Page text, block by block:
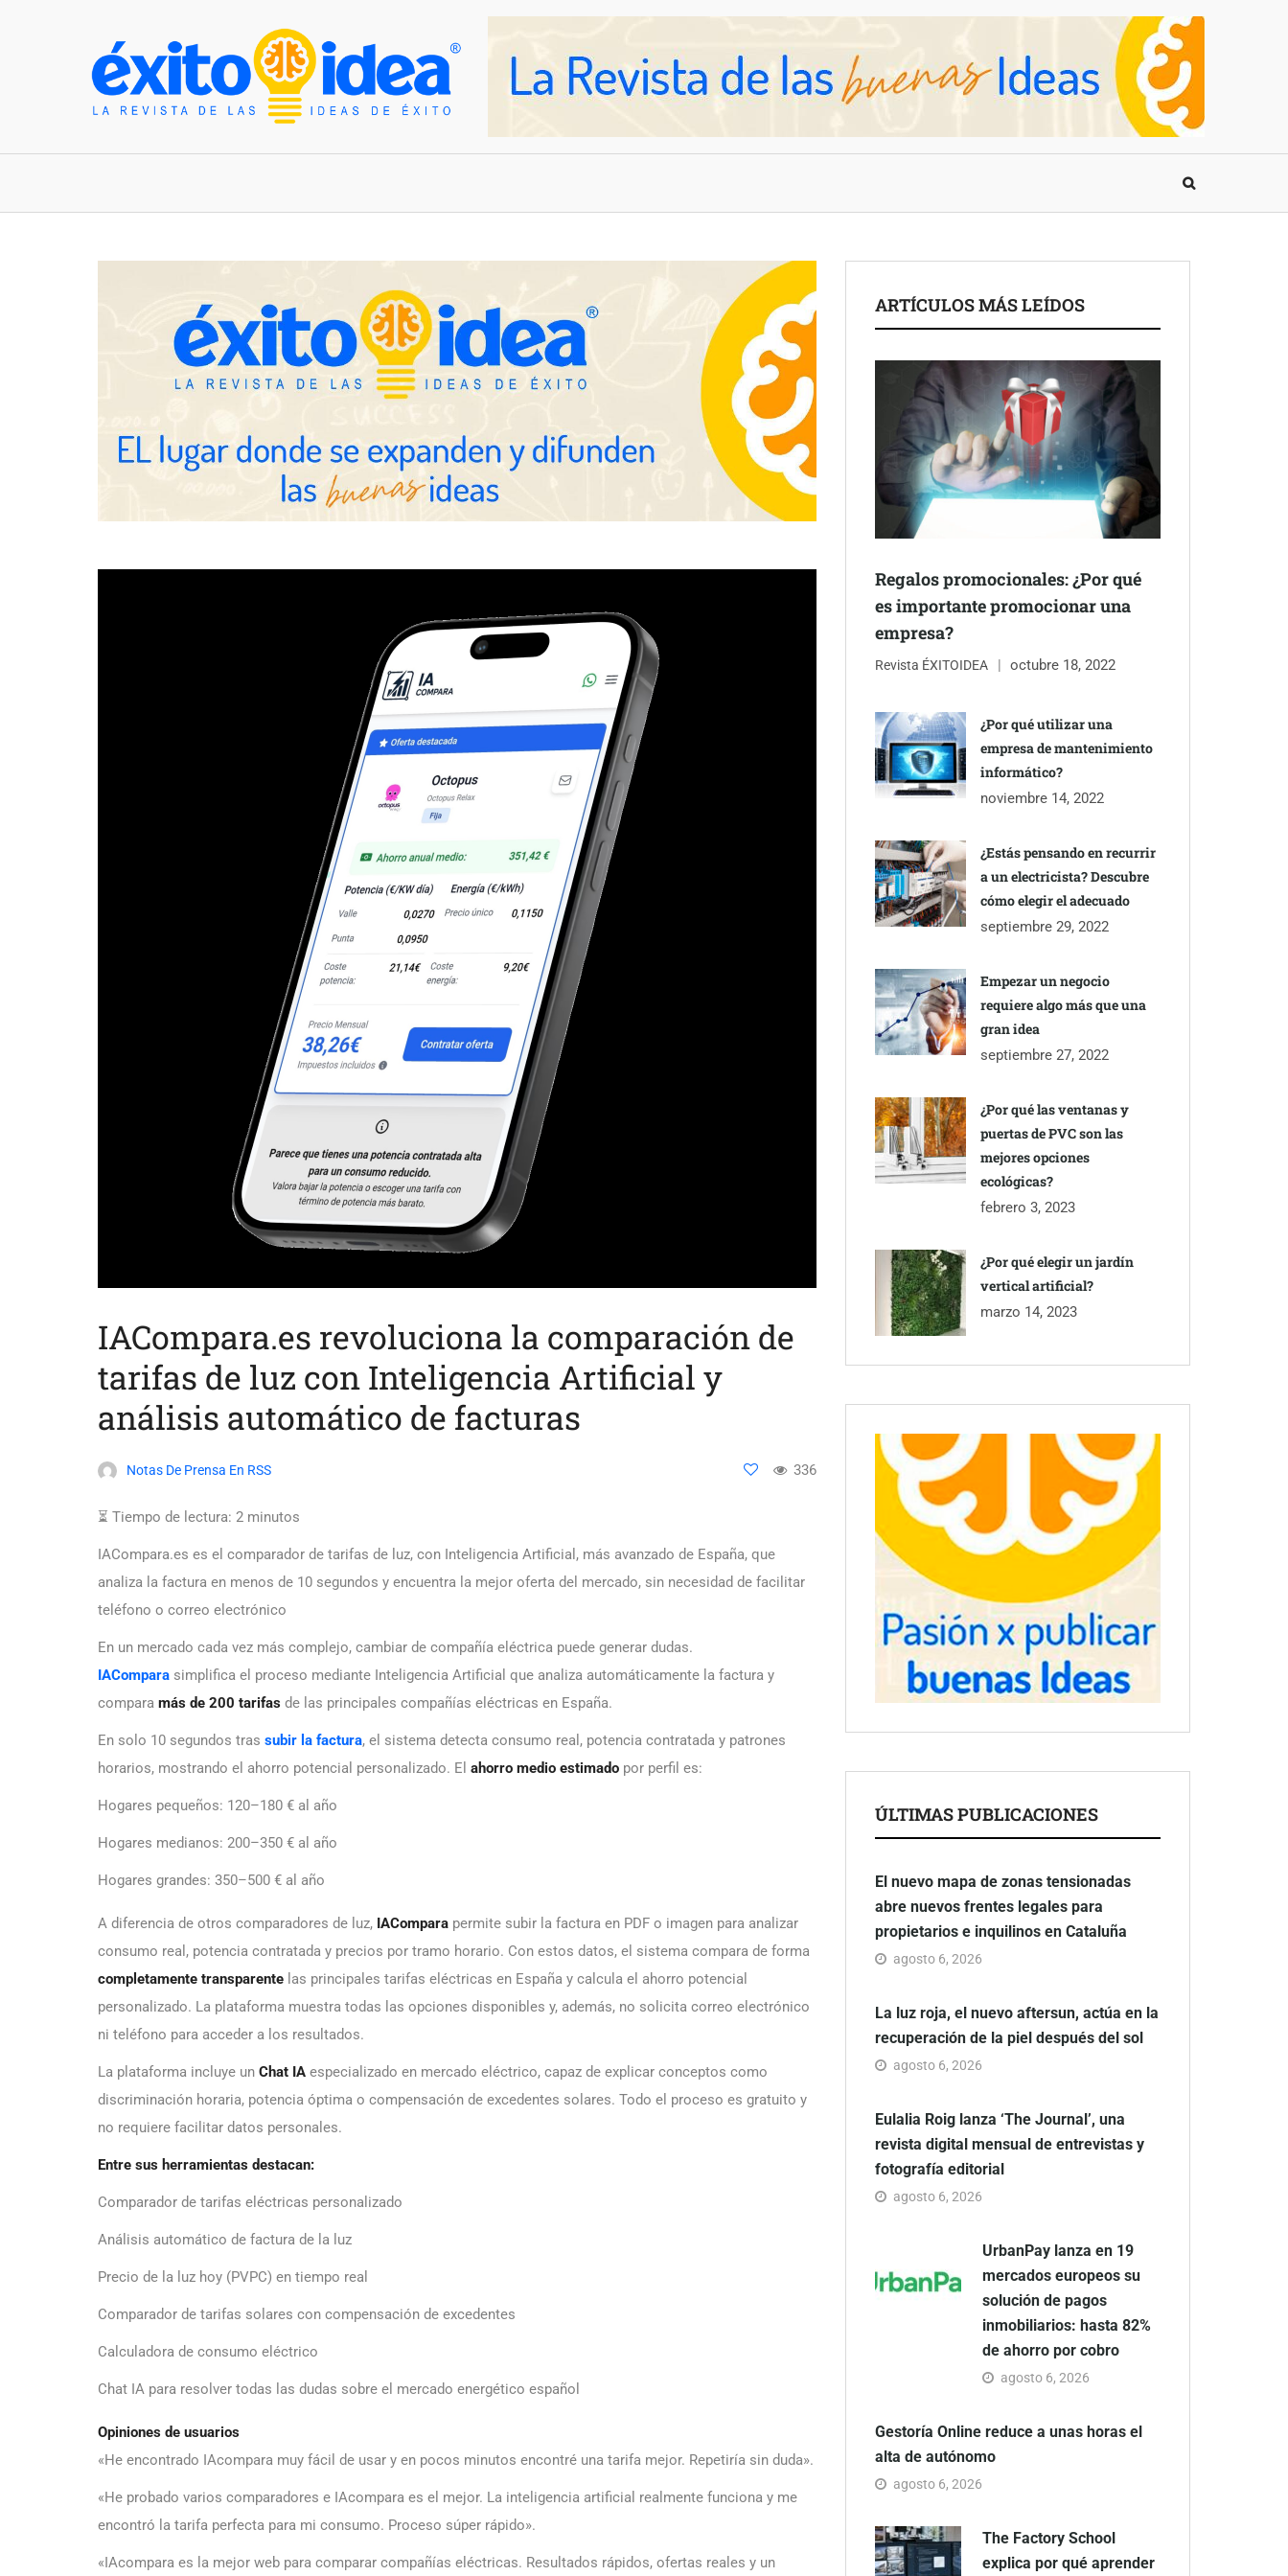
IACompara.es revoluciona la comparación de
tarifas de luz con Inteligencia Artificial y
análisis automático de facturas
Notas De Prensa En RSS 336
⏳ Tiempo de lectura: 2 minutos
IACompara.es es el comparador de tarifas de luz, con Inteligencia Artificial, más avanzado de España, que
analiza la factura en menos de 10 segundos y encuentra la mejor oferta del mercado, sin necesidad de facilitar
teléfono o correo electrónico
En un mercado cada vez más complejo, cambiar de compañía eléctrica puede generar dudas.
IACompara simplifica el proceso mediante Inteligencia Artificial que analiza automáticamente la factura y
compara más de 200 tarifas de las principales compañías eléctricas en España.
En solo 10 segundos tras subir la factura, el sistema detecta consumo real, potencia contratada y patrones
horarios, mostrando el ahorro potencial personalizado. El ahorro medio estimado por perfil es:
Hogares pequeños: 120–180 € al año
Hogares medianos: 200–350 € al año
Hogares grandes: 350–500 € al año
A diferencia de otros comparadores de luz, IACompara permite subir la factura en PDF o imagen para analizar
consumo real, potencia contratada y precios por tramo horario. Con estos datos, el sistema compara de forma
completamente transparente las principales tarifas eléctricas en España y calcula el ahorro potencial
personalizado. La plataforma muestra todas las opciones disponibles y, además, no solicita correo electrónico
ni teléfono para acceder a los resultados.
La plataforma incluye un Chat IA especializado en mercado eléctrico, capaz de explicar conceptos como
discriminación horaria, potencia óptima o compensación de excedentes solares. Todo el proceso es gratuito y
no requiere facilitar datos personales.
Entre sus herramientas destacan:
Comparador de tarifas eléctricas personalizado
Análisis automático de factura de la luz
Precio de la luz hoy (PVPC) en tiempo real
Comparador de tarifas solares con compensación de excedentes
Calculadora de consumo eléctrico
Chat IA para resolver todas las dudas sobre el mercado energético español
Opiniones de usuarios
«He encontrado IAcompara muy fácil de usar y en pocos minutos encontré una tarifa mejor. Repetiría sin duda».
«He probado varios comparadores e IAcompara es el mejor. La inteligencia artificial realmente funciona y me
encontró la tarifa perfecta para mi consumo. Proceso súper rápido».
«IAcompara es la mejor web para comparar compañías eléctricas. Resultados rápidos, ofertas reales y un
ARTÍCULOS MÁS LEÍDOS
Regalos promocionales: ¿Por qué
es importante promocionar una
empresa?
Revista ÉXITOIDEA octubre 18, 2022
¿Por qué utilizar una
empresa de mantenimiento
informático?
noviembre 14, 2022
¿Estás pensando en recurrir
a un electricista? Descubre
cómo elegir el adecuado
septiembre 29, 2022
Empezar un negocio
requiere algo más que una
gran idea
septiembre 27, 2022
¿Por qué las ventanas y
puertas de PVC son las
mejores opciones
ecológicas?
febrero 3, 2023
¿Por qué elegir un jardín
vertical artificial?
marzo 14, 2023
ÚLTIMAS PUBLICACIONES
El nuevo mapa de zonas tensionadas
abre nuevos frentes legales para
propietarios e inquilinos en Cataluña
agosto 6, 2026
La luz roja, el nuevo aftersun, actúa en la
recuperación de la piel después del sol
agosto 6, 2026
Eulalia Roig lanza ‘The Journal’, una
revista digital mensual de entrevistas y
fotografía editorial
agosto 6, 2026
UrbanPay lanza en 19
mercados europeos su
solución de pagos
inmobiliarios: hasta 82%
de ahorro por cobro
agosto 6, 2026
Gestoría Online reduce a unas horas el
alta de autónomo
agosto 6, 2026
The Factory School
explica por qué aprender